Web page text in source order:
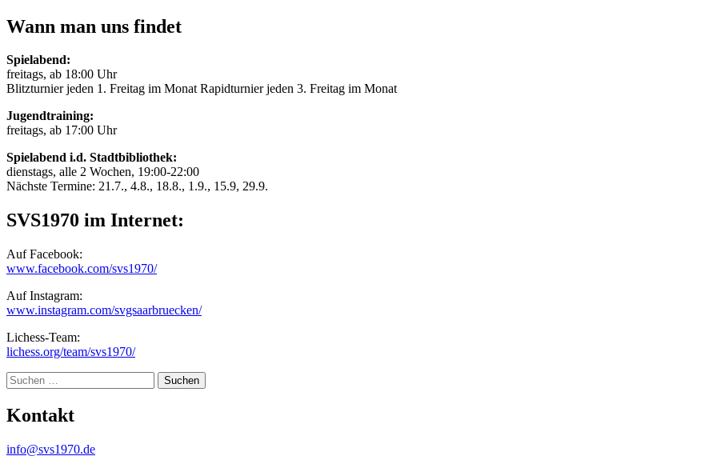
Wann man uns findet
Spielabend:
freitags, ab 18:00 Uhr
Blitzturnier jeden 1. Freitag im Monat Rapidturnier jeden 3. Freitag im Monat
Jugendtraining:
freitags, ab 17:00 Uhr
Spielabend i.d. Stadtbibliothek:
dienstags, alle 2 Wochen, 19:00-22:00
Nächste Termine: 21.7., 4.8., 18.8., 1.9., 15.9, 29.9.
SVS1970 im Internet:
Auf Facebook:
www.facebook.com/svs1970/
Auf Instagram:
www.instagram.com/svgsaarbruecken/
Lichess-Team:
lichess.org/team/svs1970/
Suche
Kontakt
info@svs1970.de